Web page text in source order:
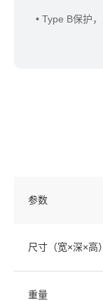
• Type B保护
参数
尺寸（宽×深×高）
重量